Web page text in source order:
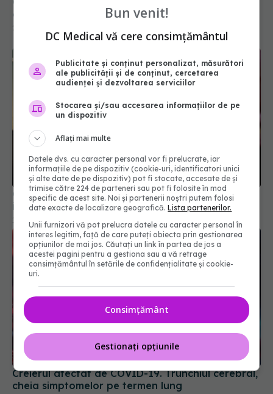
experții
29 mar 2026, 10:32
China spune că laboratorul din Wuhan nu a fost
implicat în crearea virusului COVID-19
12 feb 2025, 11:25
Creierul afectat de COVID-19. Trunchiul cerebral,
cheia simptomelor pe termen lung
Bun venit!
DC Medical vă cere consimțământul
Publicitate și conținut personalizat, măsurători
ale publicității și de conținut, cercetarea
audienței și dezvoltarea serviciilor
Stocarea și/sau accesarea informațiilor de pe
un dispozitiv
Aflați mai multe
Datele dvs. cu caracter personal vor fi prelucrate, iar
informațiile de pe dispozitiv (cookie-uri, identificatori unici
și alte date de pe dispozitiv) pot fi stocate, accesate de și
trimise către 224 de parteneri sau pot fi folosite în mod
specific de acest site. Noi și partenerii noștri putem folosi
date exacte de localizare geografică.Lista partenerilor.
Unii furnizori vă pot prelucra datele cu caracter personal în
interes legitim, față de care puteți obiecta prin gestionarea
opțiunilor de mai jos. Căutați un link în partea de jos a
acestei pagini pentru a gestiona sau a vă retrage
consimțământul în setările de confidențialitate și cookie-
uri.
Consimțământ
Gestionați opțiunile